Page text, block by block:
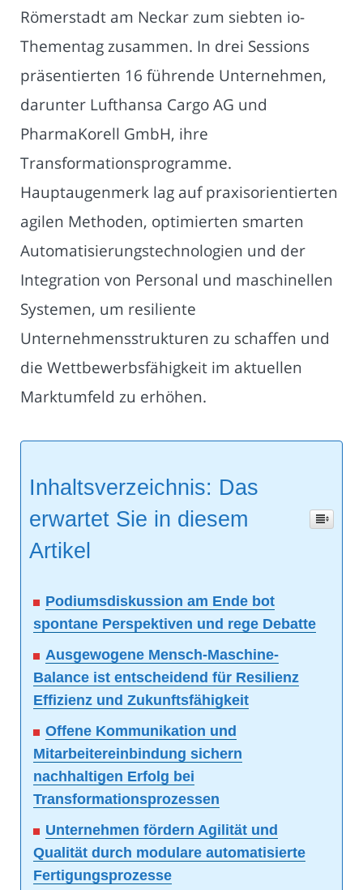
Römerstadt am Neckar zum siebten io-
Thementag zusammen. In drei Sessions
präsentierten 16 führende Unternehmen,
darunter Lufthansa Cargo AG und
PharmaKorell GmbH, ihre
Transformationsprogramme.
Hauptaugenmerk lag auf praxisorientierten
agilen Methoden, optimierten smarten
Automatisierungstechnologien und der
Integration von Personal und maschinellen
Systemen, um resiliente
Unternehmensstrukturen zu schaffen und
die Wettbewerbsfähigkeit im aktuellen
Marktumfeld zu erhöhen.
Inhaltsverzeichnis: Das
erwartet Sie in diesem
Artikel
Podiumsdiskussion am Ende bot
spontane Perspektiven und rege Debatte
Ausgewogene Mensch-Maschine-
Balance ist entscheidend für Resilienz
Effizienz und Zukunftsfähigkeit
Offene Kommunikation und
Mitarbeitereinbindung sichern
nachhaltigen Erfolg bei
Transformationsprozessen
Unternehmen fördern Agilität und
Qualität durch modulare automatisierte
Fertigungsprozesse